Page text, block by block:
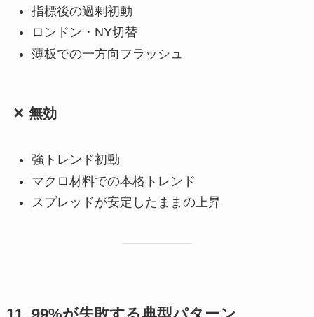
指標後の過剰初動
ロンドン・NY切替
薄板での一方向フラッシュ
✕ 無効
強トレンド初動
マクロ材料での本格トレンド
スプレッドが安定したままの上昇